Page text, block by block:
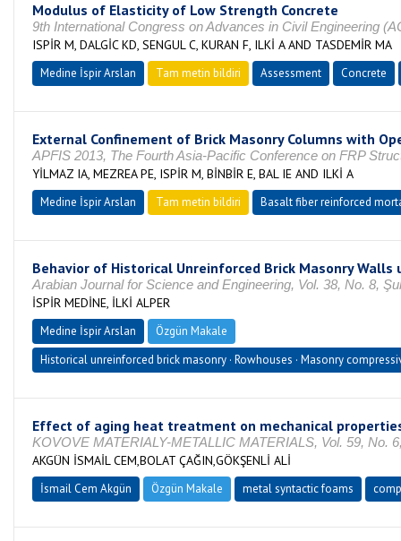
Modulus of Elasticity of Low Strength Concrete
9th International Congress on Advances in Civil Engineering
ISPİR M, DALGİC KD, SENGUL C, KURAN F, ILKİ A AND TASDEMİR MA
Medine İspir Arslan Tam metin bildiri Assessment Concrete
External Confinement of Brick Masonry Columns with
APFIS 2013, The Fourth Asia-Pacific Conference on FRP
YİLMAZ IA, MEZREA PE, ISPİR M, BİNBİR E, BAL IE AND ILKİ A
Medine İspir Arslan Tam metin bildiri Basalt fiber reinforced
Behavior of Historical Unreinforced Brick Masonry Walls
Arabian Journal for Science and Engineering, Vol. 38, No. 8,
İSPİR MEDİNE, İLKİ ALPER
Medine İspir Arslan
Özgün Makale
Historical unreinforced brick masonry · Rowhouses · Masonry
Effect of aging heat treatment on mechanical
KOVOVE MATERIALY-METALLIC MATERIALS, Vol. 59, No.
AKGÜN İSMAİL CEM,BOLAT ÇAĞIN,GÖKŞENLİ ALİ
İsmail Cem Akgün Özgün Makale metal syntactic foams